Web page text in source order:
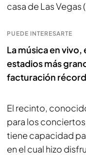
casa de Las Vegas
PUEDE INTERESARTE
La música en
estadios más
facturación récord
El recinto,
para los
tiene capacidad
en el cual hizo